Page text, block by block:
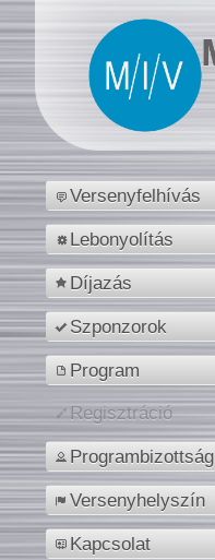
Versenyfelhívás
Lebonyolítás
Díjazás
Szponzorok
Program
Regisztráció
Programbizottság
Versenyhelyszín
Kapcsolat